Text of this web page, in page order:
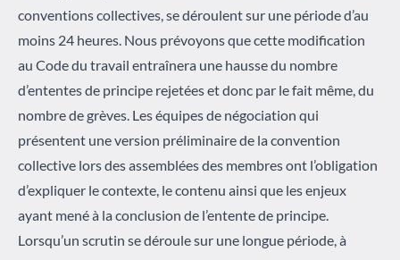
conventions collectives, se déroulent sur une période d’au
moins 24 heures. Nous prévoyons que cette modification
au Code du travail entraînera une hausse du nombre
d’ententes de principe rejetées et donc par le fait même, du
nombre de grèves. Les équipes de négociation qui
présentent une version préliminaire de la convention
collective lors des assemblées des membres ont l’obligation
d’expliquer le contexte, le contenu ainsi que les enjeux
ayant mené à la conclusion de l’entente de principe.
Lorsqu’un scrutin se déroule sur une longue période, à